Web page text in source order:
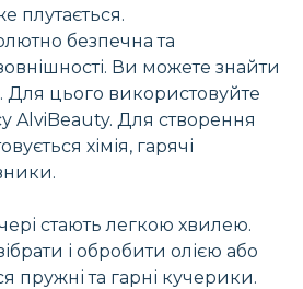
плутається.
безпечна та
Ви можете знайти
Для цього використовуйте
AlviBeauty. Для створення
хімія, гарячі
стають легкою хвилею.
і обробити олією або
пружні та гарні кучерики.